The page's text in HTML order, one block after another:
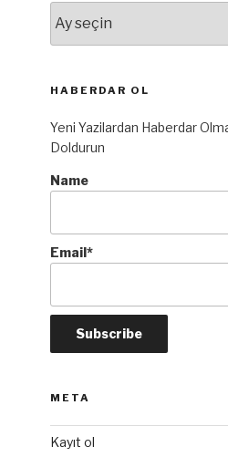
Yazılar
HABERDAR OL
Yeni Yazilardan Haberdar
Doldurun
Name
Email*
META
Kayıt ol